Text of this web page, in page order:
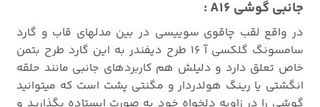
جانبی گوشی A16 :
در واقع لقب چاقوی سوییسی در بین مدلهای قاب و گارد
سامسونگ گلکسی آ 16 طرح دیفندر به این گارد طرح بتمن
خاص تعلق دارد و دلیلش هم کاربردهای جانبی مانند حلقه
انگشتی یا رینگ هولدردار و مگنتی پشت است که میتوانید